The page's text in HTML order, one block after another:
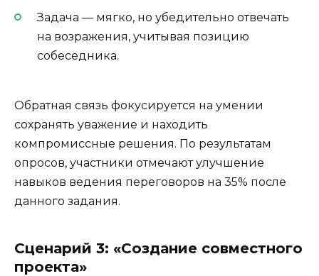
Задача — мягко, но убедительно отвечать
на возражения, учитывая позицию
собеседника.
Обратная связь фокусируется на умении
сохранять уважение и находить
компромиссные решения. По результатам
опросов, участники отмечают улучшение
навыков ведения переговоров на 35% после
данного задания.
Сценарий 3: «Создание совместного
проекта»